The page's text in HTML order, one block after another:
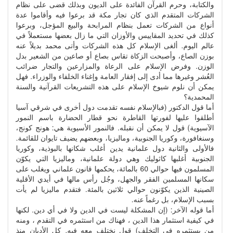
والكتابة، وحرم القرآن الفائدة على الديون وبذلك قضى على نظام
الشركات المتقدم الذي كان تجار مكة قد برعوا فيه وأقاموا عدة
أنواع من الشركات تعمل بنظام المرابحة والبيع المؤجل، وبرعوا
كذلك في تحديد المقاييس والأوزان التي ما زال بعضها مستعملاً في
عالم اليوم. ألغى الإسلام كل هذه الشركات وأتى محمد بديلاً عنه
بوزن الصاع، وأصبحت الزكاة تقاس بصاع أو صاعين من الشعير بدل
الوزن. وفرض الإسلام على الرعاة والمزارعين والتجار ضرائب
العُشر وغيرها مما أدى إلى إفقار العامة وإغناء الخلفاء والوزراء. فهل
يمكن أن نلوم شيوخ الإسلام على هذه التشريعات القرآنية والسنة
المحمدية؟
أما قول الدكتور (فبالإسلام نفسه تقدمت دول أخرى في شرقي آسيا
أطلقوا عليها لفورتها القاطرة نحو قطار الحضارة باسم النمور
الآسيوية) قول لا يمكن أن نقبله. فالنمور الأسيوية هي: هونج كونج،
وسنغافورة، وكوريا الجنوبية، وماليزيا، وبعضهم يضيف تايوان للقائمة.
فالأولى والثانية دول علمانية يدين أغلب شكانها بالبوذية، وكوريا
الجنوبية أغلبها كاثوليك وهي دولة علمانية، وماليزيا التي يكوّن
المسلمون فيها حوالي 60 بالمائة، يحكمها قانون علماني ويغلب على
سكانها المسلمين الفقر والجهل، وجُل رأس مالها في أيدي الأقلية
الصينية الذين يكوّنون حوالي ثلاثين بالمئة. فتقدم ماليزيا لم يأت
بسبب الإسلام، بل رغماً عنه.
أما قوله الآخر: (إن المشكلة ليست في الدين ولا في أي دين. لكنها
في كيفية استثمار هذا الدين ، فهناك من استثمره في التقدم ، ومنه
من يستثمره في التخلف) قول نختلف معه فيه. كل الأديان منذ